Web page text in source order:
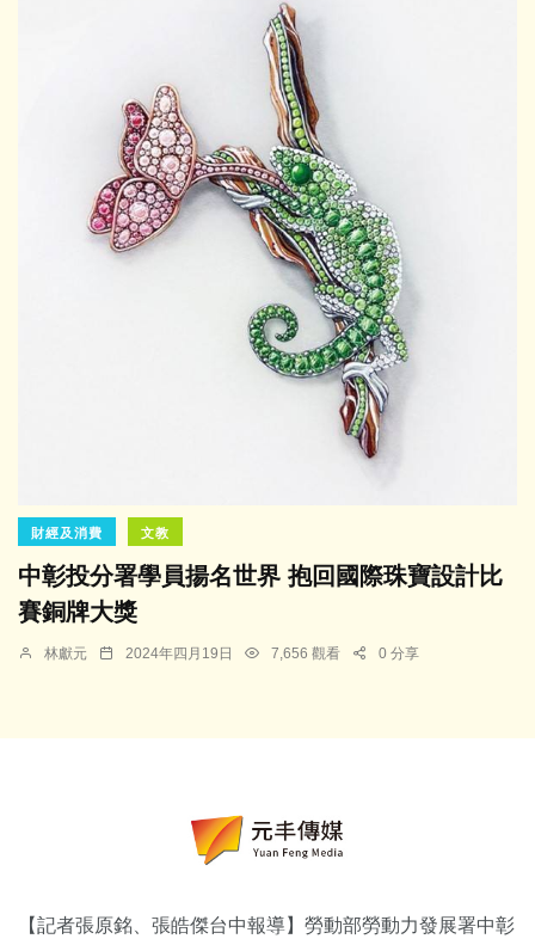
財經及消費 文教
中彰投分署學員揚名世界 抱回國際珠寶設計比
賽銅牌大獎
林獻元 2024年四月19日 7,656 觀看 0 分享
【記者張原銘、張皓傑台中報導】勞動部勞動力發展署中彰